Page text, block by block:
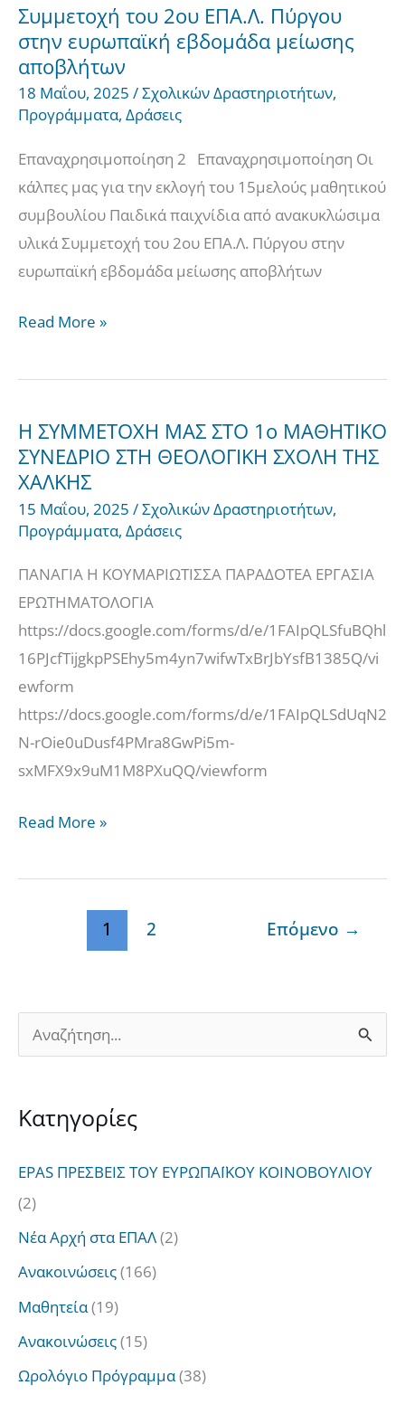
Συμμετοχή του 2ου ΕΠΑ.Λ. Πύργου
στην ευρωπαϊκή εβδομάδα μείωσης
αποβλήτων
18 Μαΐου, 2025 /Σχολικών Δραστηριοτήτων,
Προγράμματα, Δράσεις
Επαναχρησιμοποίηση 2 Επαναχρησιμοποίηση Οι
κάλπες μας για την εκλογή του 15μελούς μαθητικού
συμβουλίου Παιδικά παιχνίδια από ανακυκλώσιμα
υλικά Συμμετοχή του 2ου ΕΠΑ.Λ. Πύργου στην
ευρωπαϊκή εβδομάδα μείωσης αποβλήτων
Συμμετοχή
του
2ου
ΕΠΑ.Λ.
Πύργου
στην
ευρωπαϊκή
εβδομάδα
μείωσης
αποβλήτων
Read More »
Η ΣΥΜΜΕΤΟΧΗ ΜΑΣ ΣΤΟ 1ο ΜΑΘΗΤΙΚΟ
ΣΥΝΕΔΡΙΟ ΣΤΗ ΘΕΟΛΟΓΙΚΗ ΣΧΟΛΗ ΤΗΣ
ΧΑΛΚΗΣ
15 Μαΐου, 2025 /Σχολικών Δραστηριοτήτων,
Προγράμματα, Δράσεις
ΠΑΝΑΓΙΑ Η ΚΟΥΜΑΡΙΩΤΙΣΣΑ ΠΑΡΑΔΟΤΕΑ ΕΡΓΑΣΙΑ
ΕΡΩΤΗΜΑΤΟΛΟΓΙΑ
https://docs.google.com/forms/d/e/1FAIpQLSfuBQhl
16PJcfTijgkpPSEhy5m4yn7wifwTxBrJbYsfB1385Q/vi
ewform
https://docs.google.com/forms/d/e/1FAIpQLSdUqN2
N-rOie0uDusf4PMra8GwPi5m-
sxMFX9x9uM1M8PXuQQ/viewform
Η
ΣΥΜΜΕΤΟΧΗ
ΜΑΣ
ΣΤΟ
1ο
ΜΑΘΗΤΙΚΟ
ΣΥΝΕΔΡΙΟ
ΣΤΗ
ΘΕΟΛΟΓΙΚΗ
ΣΧΟΛΗ
ΤΗΣ
ΧΑΛΚΗΣ
Read More »
1 2 Επόμενο →
ζ
η
γ
ι
α
Kατηγορίες
EPAS ΠΡΕΣΒΕΙΣ ΤΟΥ ΕΥΡΩΠΑΪΚΟΥ ΚΟΙΝΟΒΟΥΛΙΟΥ
(2)
Νέα Αρχή στα ΕΠΑΛ(2)
Ανακοινώσεις(166)
Μαθητεία(19)
Ανακοινώσεις(15)
Ωρολόγιο Πρόγραμμα(38)